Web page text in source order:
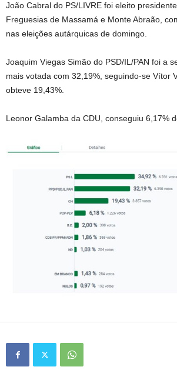
João Cabral do PS/LIVRE foi eleito
Freguesias de Massamá e Monte Abraão,
nas eleições autárquicas de domingo.
Joaquim Viegas Simão do PSD/IL/PAN foi a
mais votada com 32,19%, seguindo-se Vítor
obteve 19,43%.
Leonor Galamba da CDU, conseguiu 6,17%